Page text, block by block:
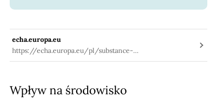
echa.europa.eu
https://echa.europa.eu/pl/substance-
information/-/substanceinfo/100.023.896
Wpływ na środowisko